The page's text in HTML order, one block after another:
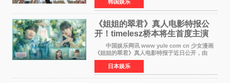
Back》首周销量达到71,009张，成功跻身最新一
期周单曲排行
韩国娱乐
《姐姐的翠君》真人电影特报公
开！timelesz桥本将生首度主演
12月4日上映
中国娱乐网讯 www yule com cn 少女漫画
《姐姐的翠君》真人电影特报于近日公开，由
timelesz成员桥本将生担任主演，这也是他首次
担任电影主演，引发高度关注。 女高中生咲
苗翠（中岛瑠菜
日本娱乐